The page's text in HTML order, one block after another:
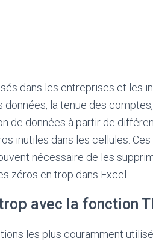
dans les entreprises et les
la tenue des
de données à partir de
inutiles dans les cellules.
nécessaire de les
zéros en trop dans Excel.
avec la fonction
les plus couramment